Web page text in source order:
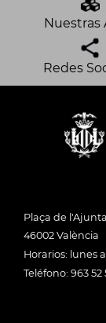
Nuestras
Redes
Plaça de
46002 València
Horarios: lunes
Teléfono: 963 52